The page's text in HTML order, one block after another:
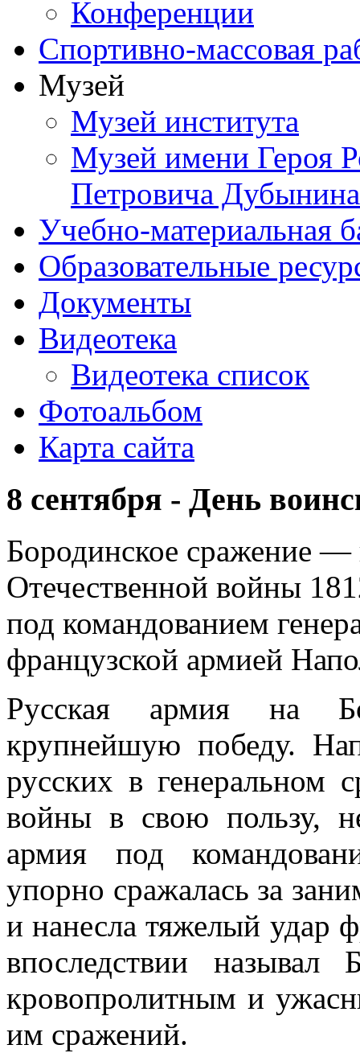
Конференции
Спортивно-массовая
Музей
Музей института
Музей имени Героя
Петровича Дубынина
Учебно-материальная
Образовательные
Документы
Видеотека
Видеотека список
Фотоальбом
Карта сайта
8 сентября - День
Бородинское сражение
Отечественной войны
под командованием
французской армией
Русская армия на
крупнейшую победу.
русских в генеральном
войны в свою пользу,
армия под
упорно сражалась за
и нанесла тяжелый удар
впоследствии называл
кровопролитным и
им сражений.